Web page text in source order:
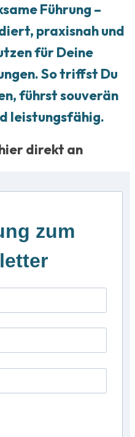
Führung –
praxisnah und
für Deine
So triffst Du
führst souverän
leistungsfähig.
direkt an
zum